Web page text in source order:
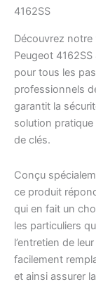
4162SS
Découvrez
Peugeot
pour tous les
professionnels
garantit la
solution
de clés.
Conçu
ce produit
qui en fait un
les particuliers
l’entretien de
facilement
et ainsi assurer